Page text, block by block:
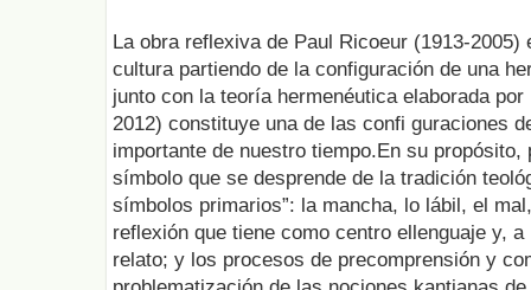
La obra reflexiva de Paul Ricoeur (1913-
cultura partiendo de la configuración de una
junto con la teoría hermenéutica elaborada
2012) constituye una de las confi guraciones
importante de nuestro tiempo.En su propósito,
símbolo que se desprende de la tradición
símbolos primarios”: la mancha, lo lábil, el
reflexión que tiene como centro ellenguaje y,
relato; y los procesos de precomprensión y